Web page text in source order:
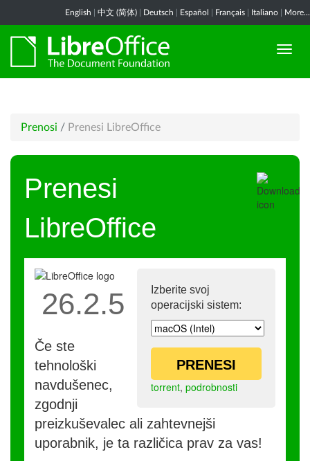
English 中文 (简体) Deutsch Español Français Italiano More...
Prenosi / Prenesi LibreOffice
Prenesi
LibreOffice
Izberite svoj
operacijski sistem:
PRENESI
torrent, podrobnosti
26.2.5
Če ste
tehnološki
navdušenec,
zgodnji
preizkuševalec ali zahtevnejši
uporabnik, je ta različica prav za vas!